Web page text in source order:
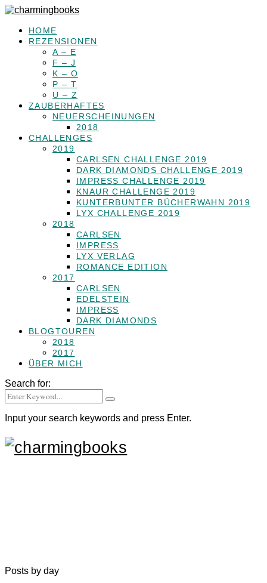
HOME
REZENSIONEN
A – E
F – J
K – O
P – T
U – Z
ZAUBERHAFTES
NEUERSCHEINUNGEN
2018
CHALLENGES
2019
CARLSEN CHALLENGE 2019
DARK DIAMONDS CHALLENGE 2019
IMPRESS CHALLENGE 2019
KNAUR CHALLENGE 2019
KUNTERBUNTER BÜCHERWAHN 2019
LYX CHALLENGE 2019
2018
CARLSEN
IMPRESS
LYX VERLAG
ROMANCE EDITION
2017
CARLSEN
EDELSTEIN
IMPRESS
DARK DIAMONDS
BLOGTOUREN
2018
2017
ÜBER MICH
Search for:
Input your search keywords and press Enter.
Posts by day